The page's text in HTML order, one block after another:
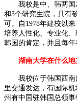
我校是中、韩两国
和3个研究生院，具有
可。自1978年建校以
培养人性化、专业化
韩国的肯定，并且每年
湖南大学在什么地
我校位于韩国西南
里交通发达，有国际
州有中国驻韩国总领